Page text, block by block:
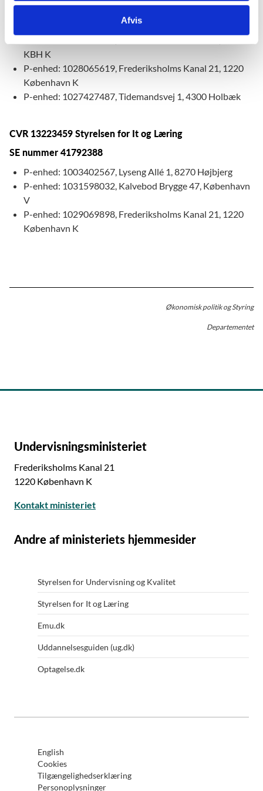
Afvis
KBH K
P-enhed: 1028065619, Frederiksholms Kanal 21, 1220
København K
P-enhed: 1027427487, Tidemandsvej 1, 4300 Holbæk
CVR 13223459 Styrelsen for It og Læring
SE nummer 41792388
P-enhed: 1003402567, Lyseng Allé 1, 8270 Højbjerg
P-enhed: 1031598032, Kalvebod Brygge 47, København
V
P-enhed: 1029069898, Frederiksholms Kanal 21, 1220
København K
Økonomisk politik og Styring
Departementet
Undervisningsministeriet
Frederiksholms Kanal 21
1220 København K
Kontakt ministeriet
Andre af ministeriets hjemmesider
Styrelsen for Undervisning og Kvalitet
Styrelsen for It og Læring
Emu.dk
Uddannelsesguiden (ug.dk)
Optagelse.dk
English
Cookies
Tilgængelighedserklæring
Personoplysninger